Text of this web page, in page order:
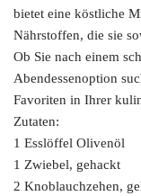
bietet eine köstliche
Nährstoffen, die sie
Ob Sie nach einem
Abendessenoption
Favoriten in Ihrer
Zutaten:
1 Esslöffel Olivenöl
1 Zwiebel, gehackt
2 Knoblauchzehen,